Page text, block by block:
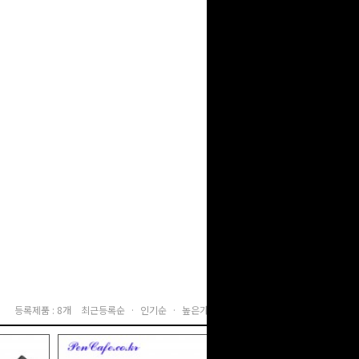
등록제품 : 8개 최근등록순 · 인기순 · 높은가격순 ·